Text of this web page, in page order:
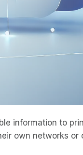
information to
own networks or